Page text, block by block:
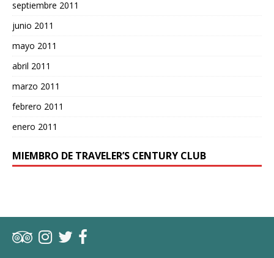
septiembre 2011
junio 2011
mayo 2011
abril 2011
marzo 2011
febrero 2011
enero 2011
MIEMBRO DE TRAVELER’S CENTURY CLUB